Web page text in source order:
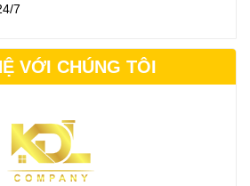
7
VỚI CHÚNG TÔI